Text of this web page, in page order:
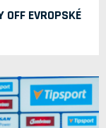
OFF EVROPSKÉ